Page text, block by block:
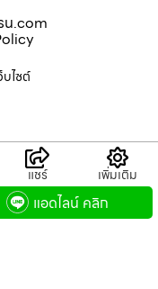
น.com
บไซต์
แชร์ เพิ่มเติม
แอดไลน์ คลิก